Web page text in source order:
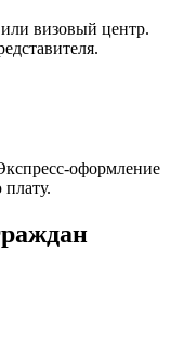
визовый центр.
оформление